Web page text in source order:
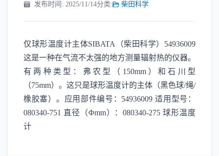
发布时间: 2025/11/14分类: 柴田科学
仅球形温度计主体SIBATA（柴田科学）54936009
这是一种在气流不太强的地方测量辐射热的仪器。
有两种类型：弗农型（150mm）和石川型
（75mm）。这只是球形温度计的主体（黑色球/绳/
橡胶塞）。应用部件编号：54936009 适用型号：
080340-751 直径（Φmm）：080340-275 球形温度
计